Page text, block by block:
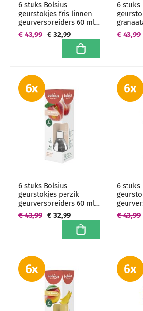
6 stuks Bolsius
geurstokjes fris linnen
geurverspreiders 60 ml -
grootverpakking
€ 32,99
€ 43,99
In winkelwagen
6 stuks
€ 43,99
6 stuks Bolsius
geurstokjes perzik
geurverspreiders 60 ml -
grootverpakking
€ 32,99
€ 43,99
In winkelwagen
6 stuks
€ 43,99